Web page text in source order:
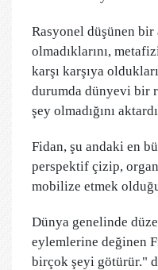
Rasyonel düşünen bir
olmadıklarını,
karşı karşıya
durumda dünyevi bir
şey olmadığını
Fidan, şu andaki en
perspektif çizip,
mobilize etmek
Dünya genelinde
eylemlerine değinen
birçok şeyi götürür."